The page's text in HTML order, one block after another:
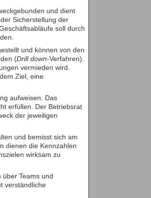
und dient
Sicherstellung der
soll durch
und können von den
(Drill down-Verfahren).
vermieden wird.
Ziel, eine
aufweisen. Das
erfüllen. Der Betriebsrat
der jeweiligen
und bemisst sich am
dienen die Kennzahlen
wirksam zu
Teams und
verständliche